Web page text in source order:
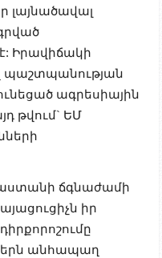
լայնածավալ
Իրավիճակի
պաշտպանության
ագրեսիային
թվում` ԵՄ
ճգնաժամի
իր
անհապաղ